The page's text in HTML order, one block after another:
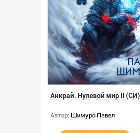
Анкрай. Нулевой мир II (СИ)
Автор: Шимуро Павел